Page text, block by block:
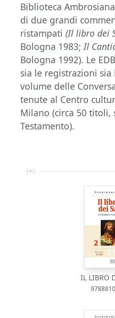
Biblioteca
di due grandi
ristampati (Il libro dei
Bologna 1983;Il
Bologna 1992). Le
sia le registrazioni
volume delle
tenute al Centro
Milano (circa 50 titoli,
Testamento).
IL LIBRO